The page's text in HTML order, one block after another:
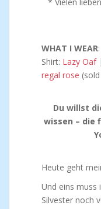
WHAT I WEAR
Shirt: Lazy Oaf
regal rose
Du willst
wissen – die
Heute geht
Und eins muss
Silvester noch